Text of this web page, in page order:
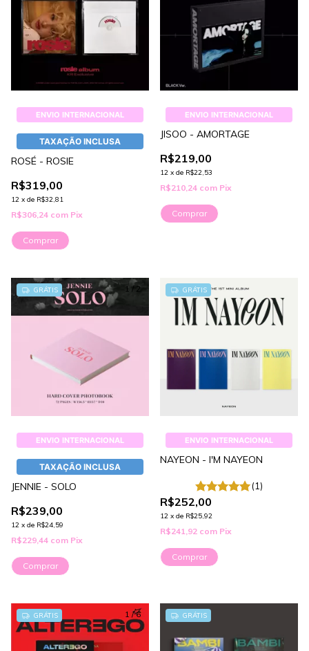
ENVIO INTERNACIONAL
TAXAÇÃO INCLUSA
ROSÉ - ROSIE
R$319,00
12 x de R$32,81
R$306,24 com Pix
Comprar
ENVIO INTERNACIONAL
JISOO - AMORTAGE
R$219,00
12 x de R$22,53
R$210,24 com Pix
Comprar
1 / 2
GRÁTIS
ENVIO INTERNACIONAL
TAXAÇÃO INCLUSA
JENNIE - SOLO
R$239,00
12 x de R$24,59
R$229,44 com Pix
Comprar
GRÁTIS
ENVIO INTERNACIONAL
NAYEON - I'M NAYEON
(1)
R$252,00
12 x de R$25,92
R$241,92 com Pix
Comprar
1 /6
GRÁTIS GRÁTIS